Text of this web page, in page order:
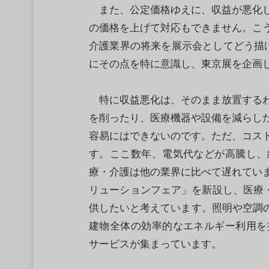
また、公定価格ゆえに、収益が悪化
の価格を上げて対応もできません。こ
介護業界の将来を展示会としてどう
にその点を特に意識し、東京展を企画
特に収益悪化は、そのまま放置する
を削ったり、医療機器や設備を減ら
容易にはできないのです。ただ、コス
す。ここ数年、電気代などが高騰し
療・介護は他の業界に比べて遅れてい
リューションフェア」を新設し、医
供したいと考えています。照明や空調
建物全体の効率的なエネルギー利用
サービスが集まっています。